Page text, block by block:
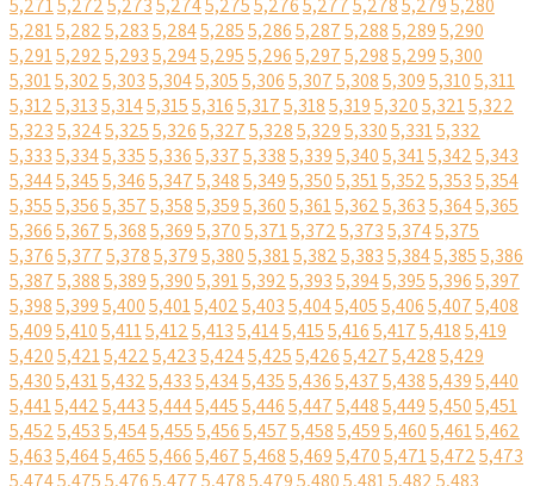
5,2715,2725,2735,2745,2755,2765,2775,2785,2795,280
5,2815,2825,2835,2845,2855,2865,2875,2885,2895,290
5,2915,2925,2935,2945,2955,2965,2975,2985,2995,300
5,3015,3025,3035,3045,3055,3065,3075,3085,3095,3105,311
5,3125,3135,3145,3155,3165,3175,3185,3195,3205,3215,322
5,3235,3245,3255,3265,3275,3285,3295,3305,3315,332
5,3335,3345,3355,3365,3375,3385,3395,3405,3415,3425,343
5,3445,3455,3465,3475,3485,3495,3505,3515,3525,3535,354
5,3555,3565,3575,3585,3595,3605,3615,3625,3635,3645,365
5,3665,3675,3685,3695,3705,3715,3725,3735,3745,375
5,3765,3775,3785,3795,3805,3815,3825,3835,3845,3855,386
5,3875,3885,3895,3905,3915,3925,3935,3945,3955,3965,397
5,3985,3995,4005,4015,4025,4035,4045,4055,4065,4075,408
5,4095,4105,4115,4125,4135,4145,4155,4165,4175,4185,419
5,4205,4215,4225,4235,4245,4255,4265,4275,4285,429
5,4305,4315,4325,4335,4345,4355,4365,4375,4385,4395,440
5,4415,4425,4435,4445,4455,4465,4475,4485,4495,4505,451
5,4525,4535,4545,4555,4565,4575,4585,4595,4605,4615,462
5,4635,4645,4655,4665,4675,4685,4695,4705,4715,4725,473